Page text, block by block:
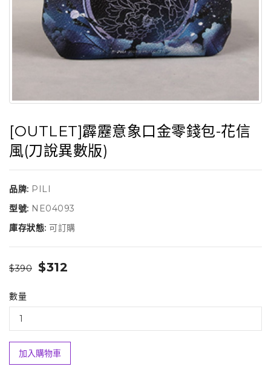
[OUTLET]霹靂意象口金零錢包-花信
風(刀說異數版)
品牌: PILI
型號: NE04093
庫存狀態: 可訂購
$390 $312
數量
加入購物車